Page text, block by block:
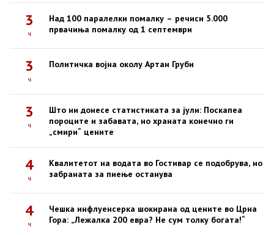
3
ч
Над 100 паралелки помалку – речиси 5.000
првачиња помалку од 1 септември
3
ч
Политичка војна околу Артан Груби
3
ч
Што ни донесе статистиката за јули: Поскапеа
пороците и забавата, но храната конечно ги
„смири“ цените
4
ч
Квалитетот на водата во Гостивар се подобрува, но
забраната за пиење останува
4
ч
Чешка инфлуенсерка шокирана од цените во Црна
Гора: „Лежалка 200 евра? Не сум толку богата!“